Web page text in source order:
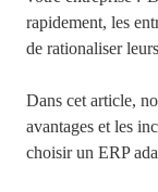
rapidement, les
de rationaliser
Dans cet article,
avantages et les
choisir un ERP